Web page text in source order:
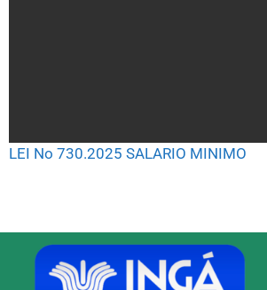
LEI No 730.2025 SALARIO MINIMO